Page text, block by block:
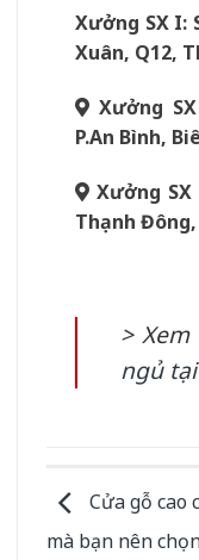
Xưởng SX I:
Xuân, Q12,
Xưởng
P.An Bình,
Xưởng
Thạnh Đông,
>
ngủ
Cửa gỗ cao
mà bạn nên